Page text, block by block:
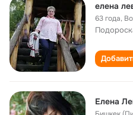
елена
63 года,